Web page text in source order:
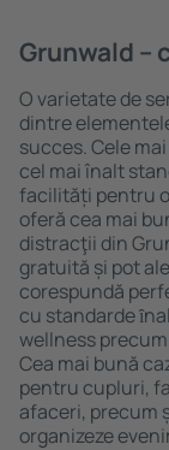
Grunwald –
O varietate de
dintre
succes. Cele
cel mai înalt
facilități pentru
oferă cea mai
distracţii din
gratuită și pot
corespundă
cu standarde
wellness
Cea mai bună
pentru cupluri,
afaceri, precum
organizeze